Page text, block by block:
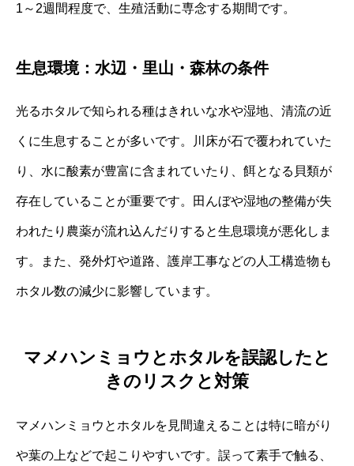
1～2週間程度で、生殖活動に専念する期間です。
生息環境：水辺・里山・森林の条件
光るホタルで知られる種はきれいな水や湿地、清流の近
くに生息することが多いです。川床が石で覆われていた
り、水に酸素が豊富に含まれていたり、餌となる貝類が
存在していることが重要です。田んぼや湿地の整備が失
われたり農薬が流れ込んだりすると生息環境が悪化しま
す。また、発外灯や道路、護岸工事などの人工構造物も
ホタル数の減少に影響しています。
マメハンミョウとホタルを誤認したと
きのリスクと対策
マメハンミョウとホタルを見間違えることは特に暗がり
や葉の上などで起こりやすいです。誤って素手で触る、